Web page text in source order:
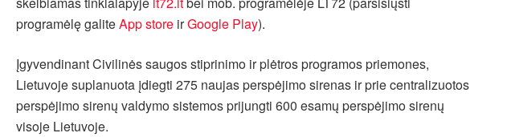
programėlę galiteApp store irGoogle Play).
Įgyvendinant Civilinės saugos stiprinimo ir plėtros programos priemones,
Lietuvoje suplanuota įdiegti 275 naujas perspėjimo sirenas ir prie centralizuotos
perspėjimo sirenų valdymo sistemos prijungti 600 esamų perspėjimo sirenų
visoje Lietuvoje.